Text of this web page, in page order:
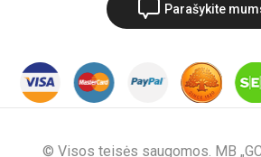
Parašykite
© Visos teisės saugomos. MB